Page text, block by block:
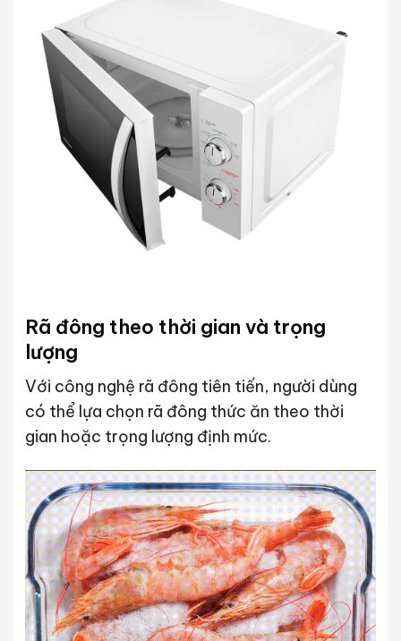
Rã đông theo thời gian và trọng
lượng
Với công nghệ rã đông tiên tiến, người dùng
có thể lựa chọn rã đông thức ăn theo thời
gian hoặc trọng lượng định mức.